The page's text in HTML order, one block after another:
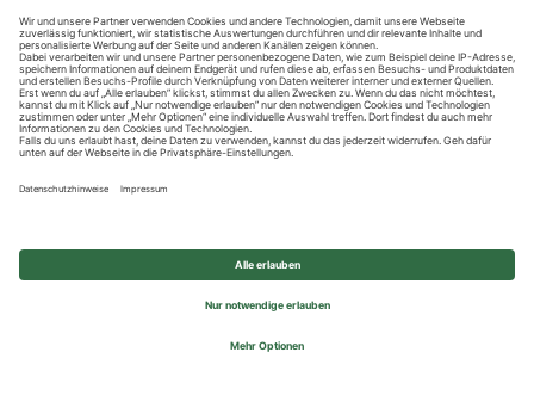
Datenschutzhinweise
Impressum
Privatsphäre-Einstellungen
© 2026 REWE Group - All rights reserved